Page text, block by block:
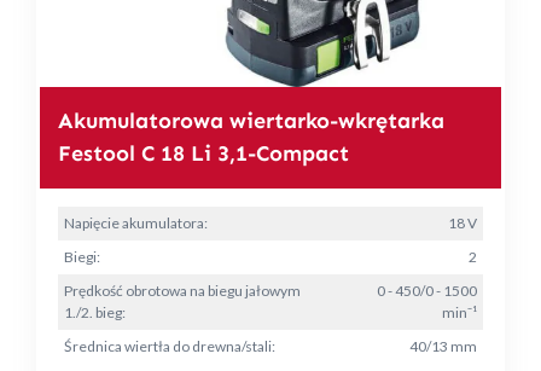
Akumulatorowa wiertarko-wkrętarka
Festool C 18 Li 3,1-Compact
Napięcie akumulatora:
18 V
Biegi:
2
Prędkość obrotowa na biegu jałowym
1./2. bieg:
0 - 450/0 - 1500
min⁻¹
Średnica wiertła do drewna/stali:
40/13 mm